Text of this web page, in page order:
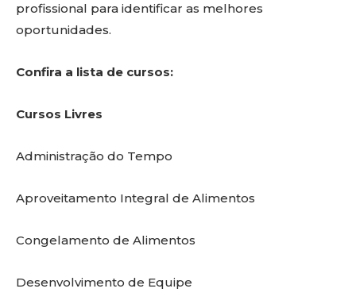
profissional para identificar as melhores
oportunidades.
Confira a lista de cursos:
Cursos Livres
Administração do Tempo
Aproveitamento Integral de Alimentos
Congelamento de Alimentos
Desenvolvimento de Equipe